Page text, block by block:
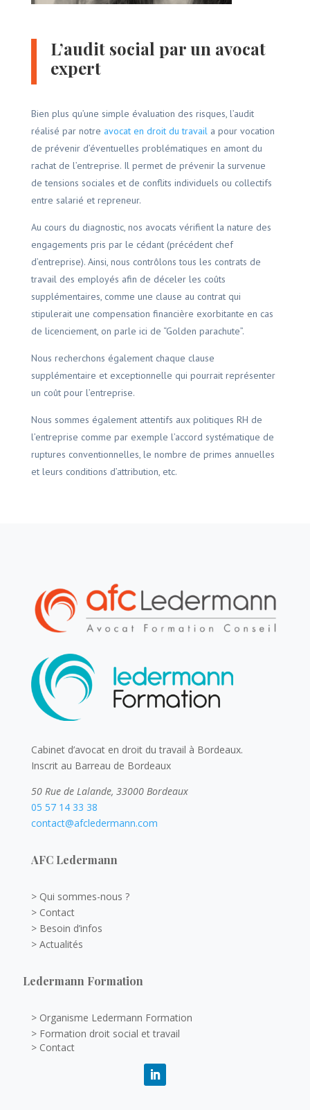
L’audit social par un avocat
expert
Bien plus qu’une simple évaluation des risques, l’audit
réalisé par notre avocat en droit du travaila pour vocation
de prévenir d’éventuelles problématiques en amont du
rachat de l’entreprise. Il permet de prévenir la survenue
de tensions sociales et de conflits individuels ou collectifs
entre salarié et repreneur.
Au cours du diagnostic, nos avocats vérifient la nature des
engagements pris par le cédant (précédent chef
d’entreprise). Ainsi, nous contrôlons tous les contrats de
travail des employés afin de déceler les coûts
supplémentaires, comme une clause au contrat qui
stipulerait une compensation financière exorbitante en cas
de licenciement, on parle ici de “Golden parachute”.
Nous recherchons également chaque clause
supplémentaire et exceptionnelle qui pourrait représenter
un coût pour l’entreprise.
Nous sommes également attentifs aux politiques RH de
l’entreprise comme par exemple l’accord systématique de
ruptures conventionnelles, le nombre de primes annuelles
et leurs conditions d’attribution, etc.
Cabinet d’avocat en droit du travail à Bordeaux.
Inscrit au Barreau de Bordeaux
50 Rue de Lalande, 33000 Bordeaux
05 57 14 33 38
contact@afcledermann.com
AFC Ledermann
> Qui sommes-nous ?
> Contact
> Besoin d’infos
> Actualités
Ledermann Formation
> Organisme Ledermann Formation
> Formation droit social et travail
> Contact